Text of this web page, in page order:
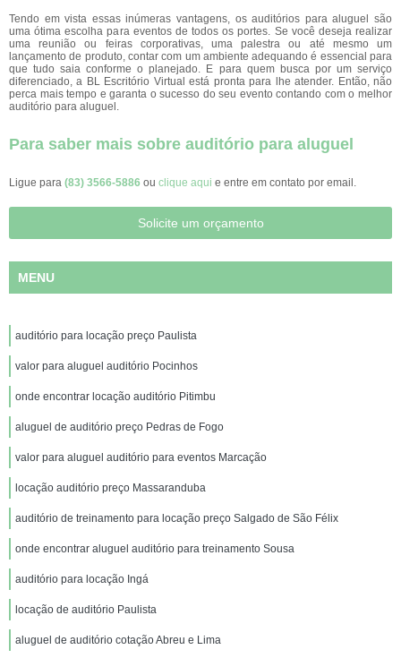
Tendo em vista essas inúmeras vantagens, os auditórios para aluguel são
uma ótima escolha para eventos de todos os portes. Se você deseja realizar
uma reunião ou feiras corporativas, uma palestra ou até mesmo um
lançamento de produto, contar com um ambiente adequando é essencial para
que tudo saia conforme o planejado. E para quem busca por um serviço
diferenciado, a BL Escritório Virtual está pronta para lhe atender. Então, não
perca mais tempo e garanta o sucesso do seu evento contando com o melhor
auditório para aluguel.
Para saber mais sobre auditório para aluguel
Ligue para (83) 3566-5886 ou clique aqui e entre em contato por email.
Solicite um orçamento
MENU
auditório para locação preço Paulista
valor para aluguel auditório Pocinhos
onde encontrar locação auditório Pitimbu
aluguel de auditório preço Pedras de Fogo
valor para aluguel auditório para eventos Marcação
locação auditório preço Massaranduba
auditório de treinamento para locação preço Salgado de São Félix
onde encontrar aluguel auditório para treinamento Sousa
auditório para locação Ingá
locação de auditório Paulista
aluguel de auditório cotação Abreu e Lima